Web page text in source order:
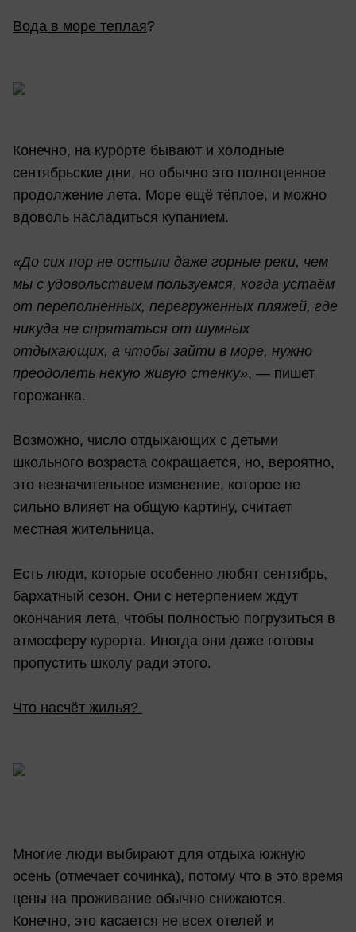
Вода в море теплая?
Конечно, на курорте бывают и холодные
сентябрьские дни, но обычно это полноценное
продолжение лета. Море ещё тёплое, и можно
вдоволь насладиться купанием.
«До сих пор не остыли даже горные реки, чем
мы с удовольствием пользуемся, когда устаём
от переполненных, перегруженных пляжей, где
никуда не спрятаться от шумных
отдыхающих, а чтобы зайти в море, нужно
преодолеть некую живую стенку», — пишет
горожанка.
Возможно, число отдыхающих с детьми
школьного возраста сокращается, но, вероятно,
это незначительное изменение, которое не
сильно влияет на общую картину, считает
местная жительница.
Есть люди, которые особенно любят сентябрь,
бархатный сезон. Они с нетерпением ждут
окончания лета, чтобы полностью погрузиться в
атмосферу курорта. Иногда они даже готовы
пропустить школу ради этого.
Что насчёт жилья?
Многие люди выбирают для отдыха южную
осень (отмечает сочинка), потому что в это время
цены на проживание обычно снижаются.
Конечно, это касается не всех отелей и